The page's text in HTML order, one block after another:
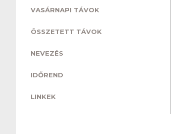
VASÁRNAPI TÁVOK
ÖSSZETETT TÁVOK
NEVEZÉS
IDŐREND
LINKEK